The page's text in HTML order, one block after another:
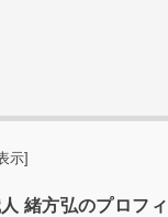
示]
緒方弘のプロフ